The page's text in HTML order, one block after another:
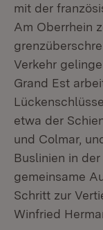
mit der
Am Oberrhein
Verkehr
Grand Est
etwa der
und Colmar,
Buslinien in
gemeinsame
Schritt zur
Winfried